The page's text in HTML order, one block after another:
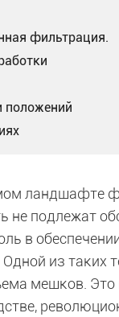
фильтрация.
положений
ландшафте
не подлежат
в
из таких
мешков.